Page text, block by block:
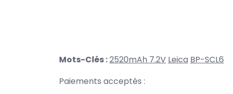
Mots-Clés :2520mAh 7.2V Leica BP-SCL6
Paiements acceptés :